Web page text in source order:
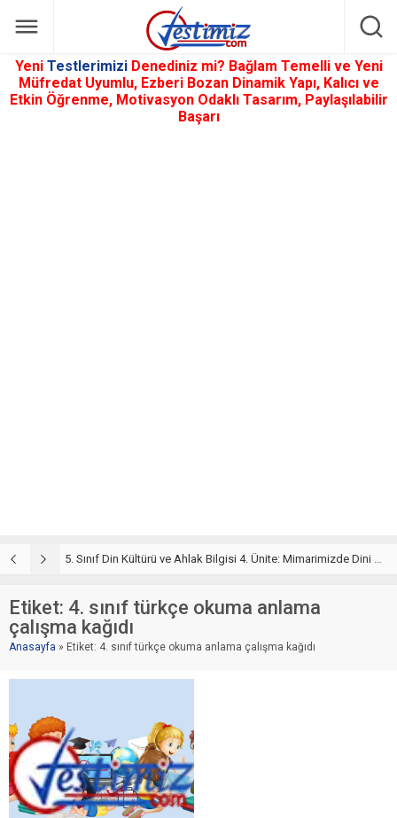
Yeni Testlerimizi Denediniz mi? Bağlam Temelli ve Yeni
Müfredat Uyumlu, Ezberi Bozan Dinamik Yapı, Kalıcı ve
Etkin Öğrenme, Motivasyon Odaklı Tasarım, Paylaşılabilir
Başarı
5. Sınıf Mimarimizde Dini Motifler Ünite Testi – Online Çöz
Etiket: 4. sınıf türkçe okuma anlama
çalışma kağıdı
Anasayfa » Etiket: 4. sınıf türkçe okuma anlama çalışma kağıdı